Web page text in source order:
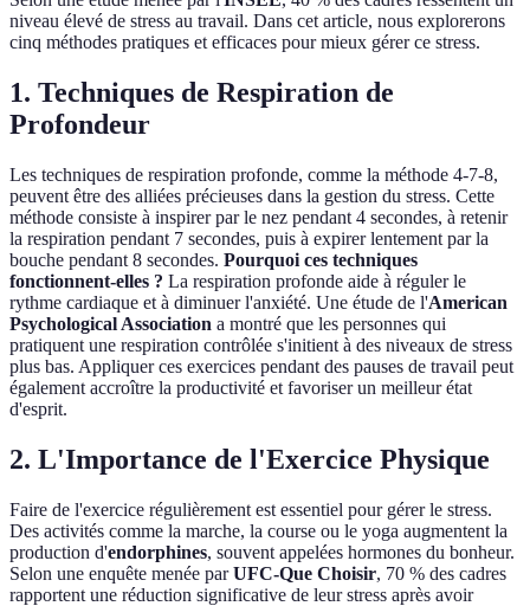
niveau élevé de stress au travail. Dans cet article, nous explorerons
cinq méthodes pratiques et efficaces pour mieux gérer ce stress.
1. Techniques de Respiration de
Profondeur
Les techniques de respiration profonde, comme la méthode 4-7-8,
peuvent être des alliées précieuses dans la gestion du stress. Cette
méthode consiste à inspirer par le nez pendant 4 secondes, à retenir
la respiration pendant 7 secondes, puis à expirer lentement par la
bouche pendant 8 secondes. Pourquoi ces techniques
fonctionnent-elles ? La respiration profonde aide à réguler le
rythme cardiaque et à diminuer l'anxiété. Une étude de l'American
Psychological Association a montré que les personnes qui
pratiquent une respiration contrôlée s'initient à des niveaux de stress
plus bas. Appliquer ces exercices pendant des pauses de travail peut
également accroître la productivité et favoriser un meilleur état
d'esprit.
2. L'Importance de l'Exercice Physique
Faire de l'exercice régulièrement est essentiel pour gérer le stress.
Des activités comme la marche, la course ou le yoga augmentent la
production d'endorphines, souvent appelées hormones du bonheur.
Selon une enquête menée parUFC-Que Choisir, 70 % des cadres
rapportent une réduction significative de leur stress après avoir